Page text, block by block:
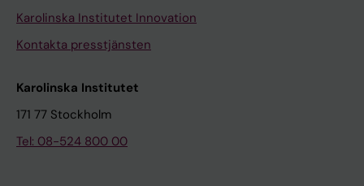
Karolinska Institutet Innovation
Kontakta presstjänsten
Karolinska Institutet
171 77 Stockholm
Tel: 08-524 800 00